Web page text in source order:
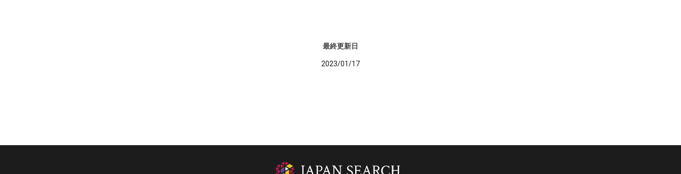
最終更新日
2023/01/17